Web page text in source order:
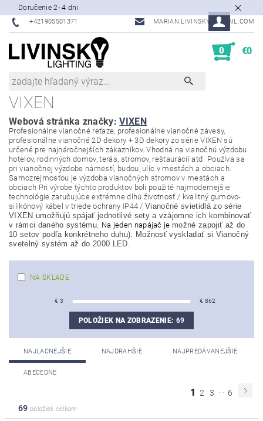
Doručenie 2- 4 dni
+421905501371 MARIAN.LIVINSKY@GMAIL.COM
0 €0
VIXEN
Webová stránka značky:VIXEN
Profesionálne vianočné reťaze, profesionálne vianočné závesy,
profesionálne vianočné 2D dekory + 3D dekory zo série VIXEN sú
určené pre najnáročnejších zákazníkov. Vhodná na vianočnú výzdobu
hotelov, rodinných domov, terás, stromov, reštaurácií atď. Používa sa
pri vianočnej výzdobe námestí, budou, ulíc v mestách a obciach.
Samozrejmosťou je výzdoba vianočných stromov v mestách a
obciach Pri výrobe týchto produktov boli použité najmodernejšie
technológie zaručujúce extrémne dlhú životnosť / kvalitný gumovo-
silikónový kábel v triede ochrany IP44 /Vianočné svietidlá zo série
VIXEN umožňujú spájať jednotlivé sety a vzájomne ich kombinovať
v rámci daného systému. Na jeden napájač je možné zapojiť až do
10 setov podľa konkrétneho duhu). Možnosť vyskladať si Vianočný
svetelný systém až do 2000 LED.
NA SKLADE
€ 3 € 862
POLOŽIEK NA ZOBRAZENIE: 69
NAJLACNEJŠIE NAJDRAHŠIE NAJPREDÁVANEJŠIE
ABECEDNE
1 2 3 ... 6
69 položiek celkom